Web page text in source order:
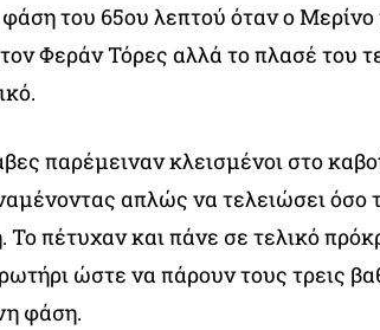
φάση του 65ου λεπτού όταν ο
Φεράν Τόρες αλλά το πλασέ του
παρέμειναν κλεισμένοι στο
απλώς να τελειώσει όσο
Το πέτυχαν και πάνε σε τελικό
ώστε να πάρουν τους τρεις
φάση.